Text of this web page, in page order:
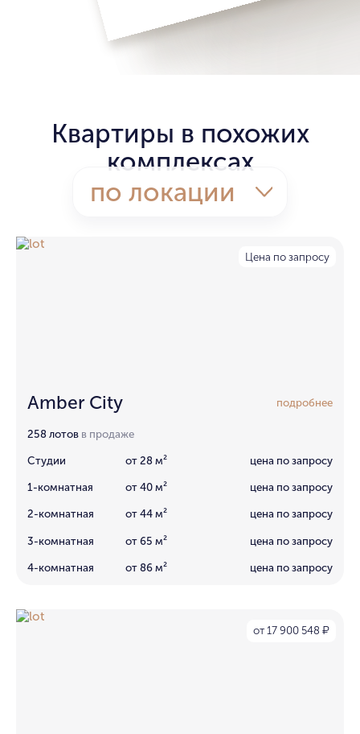
Квартиры в похожих
комплексах
по локации
Цена по запросу
Amber City подробнее
258 лотов в продаже
Студии от 28 м² цена по запросу
1-комнатная от 40 м² цена по запросу
2-комнатная от 44 м² цена по запросу
3-комнатная от 65 м² цена по запросу
4-комнатная от 86 м² цена по запросу
от 17 900 548 ₽